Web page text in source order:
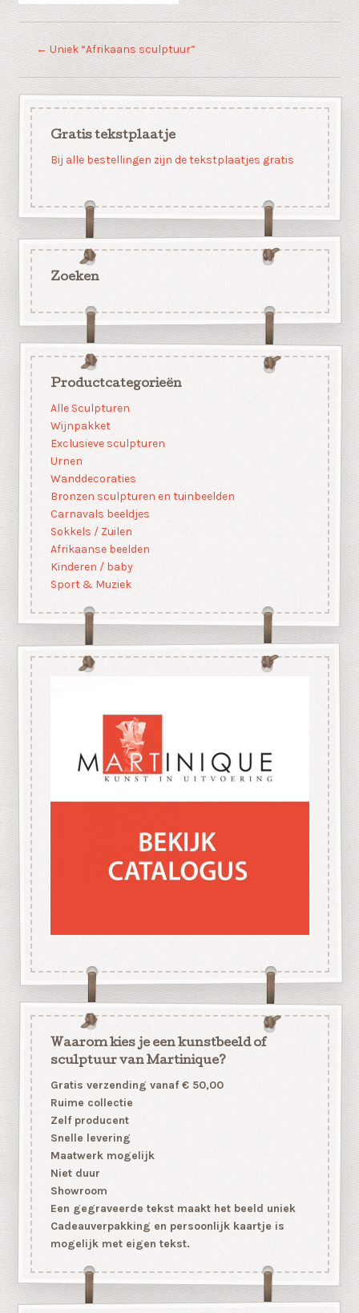
← Uniek “Afrikaans sculptuur”
Gratis tekstplaatje
Bij alle bestellingen zijn de tekstplaatjes gratis
Zoeken
Productcategorieën
Alle Sculpturen
Wijnpakket
Exclusieve sculpturen
Urnen
Wanddecoraties
Bronzen sculpturen en tuinbeelden
Carnavals beeldjes
Sokkels / Zuilen
Afrikaanse beelden
Kinderen / baby
Sport & Muziek
Waarom kies je een kunstbeeld of
sculptuur van Martinique?
Gratis verzending vanaf € 50,00
Ruime collectie
Zelf producent
Snelle levering
Maatwerk mogelijk
Niet duur
Showroom
Een gegraveerde tekst maakt het beeld uniek
Cadeauverpakking en persoonlijk kaartje is
mogelijk met eigen tekst.